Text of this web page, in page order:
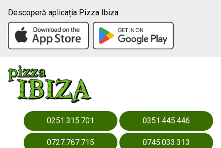
Descoperă aplicația Pizza Ibiza
0251.315.701 0351.445.446
0727.767.715 0745.033.313